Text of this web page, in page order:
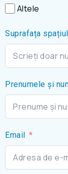
Altele
Suprafața
Prenumele și
Email